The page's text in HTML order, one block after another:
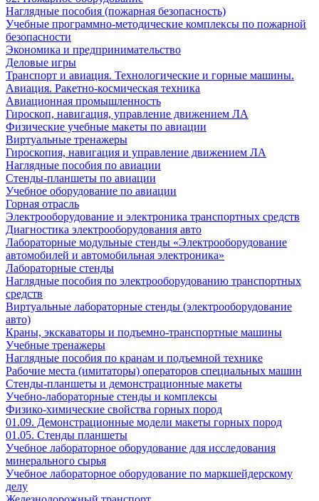
Наглядные пособия (пожарная безопасность)
Учебные программно-методические комплексы по пожарной
безопасности
Экономика и предпринимательство
Деловые игры
Транспорт и авиация. Технологические и горные машины.
Авиация. Ракетно-космическая техника
Авиационная промышленность
Гироскоп, навигация, управление движением ЛА
Физические учебные макеты по авиации
Виртуальные тренажеры
Гироскопия, навигация и управление движением ЛА
Наглядные пособия по авиации
Стенды-планшеты по авиации
Учебное оборудование по авиации
Горная отрасль
Электрооборудование и электроника транспортных средств
Диагностика электрооборудования авто
Лабораторные модульные стенды «Электрооборудование
автомобилей и автомобильная электроника»
Лабораторные стенды
Наглядные пособия по электрооборудованию транспортных
средств
Виртуальные лабораторные стенды (электрооборудование
авто)
Краны, экскаваторы и подъемно-транспортные машины
Учебные тренажеры
Наглядные пособия по кранам и подъемной технике
Рабочие места (имитаторы) операторов специальных машин
Стенды-планшеты и демонстрационные макеты
Учебно-лабораторные стенды и комплексы
Физико-химические свойства горных пород
01.09. Демонстрационные модели макеты горных пород
01.05. Стенды планшеты
Учебное лабораторное оборудование для исследования
минерального сырья
Учебное лабораторное оборудование по маркшейдерскому
делу